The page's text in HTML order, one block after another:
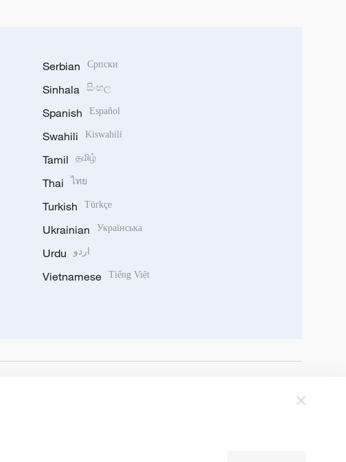
Serbian Српски
Sinhala සිංහල
Spanish Español
Swahili Kiswahili
Tamil தமிழ்
Thai ไทย
Turkish Türkçe
Ukrainian Українська
Urdu اردو
Vietnamese Tiếng Việt